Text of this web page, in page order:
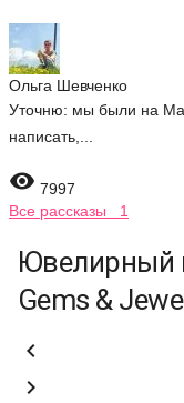
Ольга Шевченко
Уточню: мы были на
написать,...
 7997
Все рассказы 1
Ювелирный
Gems &

